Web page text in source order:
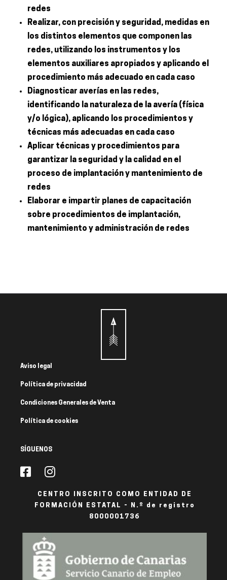
redes
Realizar, con precisión y seguridad, medidas en
los distintos elementos que componen las
redes, utilizando los instrumentos y los
elementos auxiliares apropiados y aplicando el
procedimiento más adecuado en cada caso
Diagnosticar averías en las redes,
identificando la naturaleza de la avería (física
y/o lógica), aplicando los procedimientos y
técnicas más adecuadas en cada caso
Aplicar técnicas y procedimientos para
garantizar la seguridad y la calidad en el
proceso de implantación y mantenimiento de
redes
Elaborar e impartir planes de capacitación
sobre procedimientos de implantación,
mantenimiento y administración de redes
Aviso legal
Política de privacidad
Condiciones Generales de Venta
Política de cookies
SÍGUENOS
CENTRO INSCRITO COMO ENTIDAD DE
FORMACIÓN ESTATAL - N.º de registro
8000001736